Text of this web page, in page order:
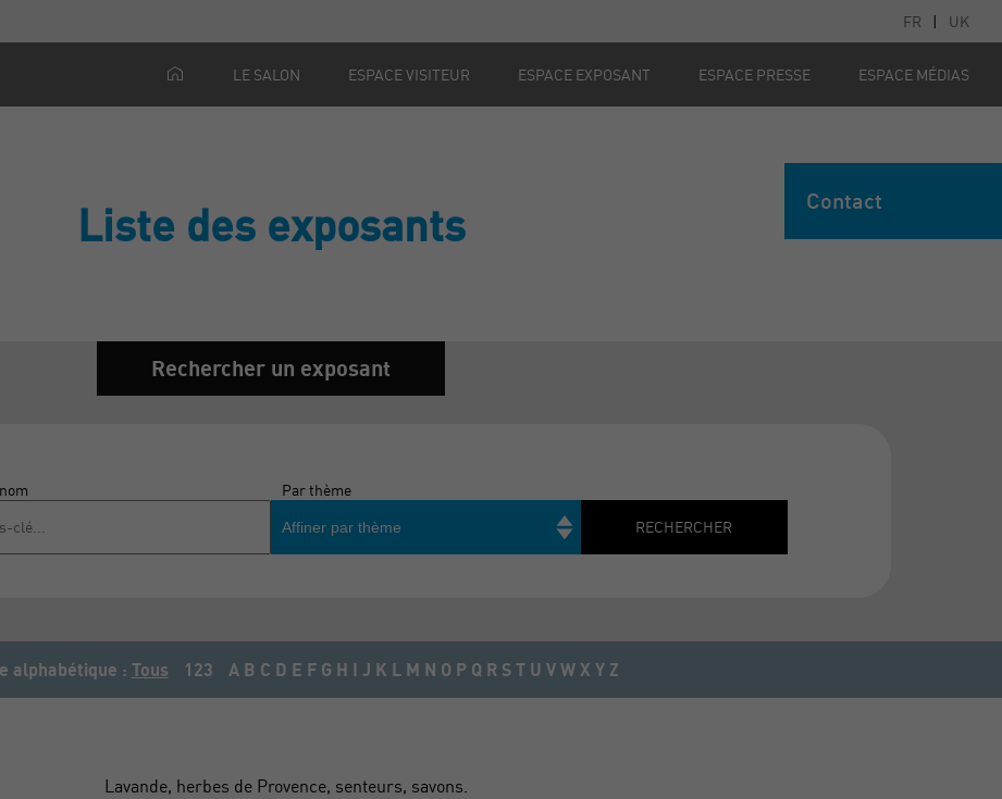
FR | UK
LE SALON ESPACE VISITEUR ESPACE EXPOSANT ESPACE PRESSE ESPACE MÉDIAS
Contact
Liste des exposants
Rechercher un exposant
Par thème
Affiner par thème
RECHERCHER
alphabétique : Tous 123 A B C D E F G H I J K L M N O P Q R S T U V W X Y Z
Lavande, herbes de Provence, senteurs, savons.